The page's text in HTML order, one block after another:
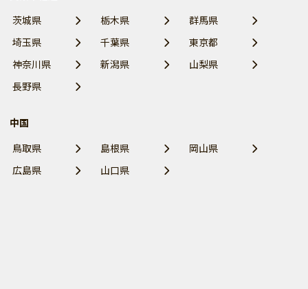
茨城県
栃木県
群馬県
埼玉県
千葉県
東京都
神奈川県
新潟県
山梨県
長野県
中国
鳥取県
島根県
岡山県
広島県
山口県